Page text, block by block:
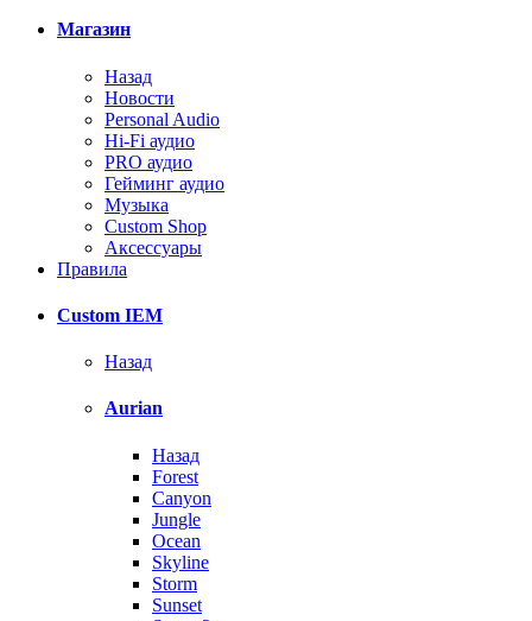
Магазин
Назад
Новости
Personal Audio
Hi-Fi аудио
PRO аудио
Гейминг аудио
Музыка
Custom Shop
Аксессуары
Правила
Custom IEM
Назад
Aurian
Назад
Forest
Canyon
Jungle
Ocean
Skyline
Storm
Sunset